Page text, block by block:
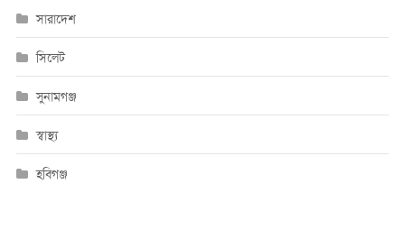
সারাদেশ
সিলেট
সুনামগঞ্জ
স্বাস্থ্য
হবিগঞ্জ